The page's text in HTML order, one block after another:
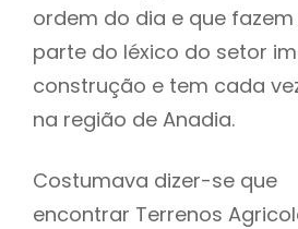
ordem do dia e que
parte do léxico do setor
construção e tem cada
na região de Anadia.
Costumava dizer-se que
encontrar Terrenos